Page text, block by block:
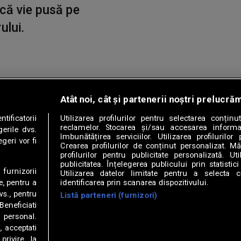
vie pusă pe
Copyright © 2026 / DIGI ROMANIA S.A.
și condiții |Politica de confidențialitate|Contact/
Urmărește-ne și pe
dvs.
vor fi
furnizorii
pentru a
pentru
acceptati
la
Atât noi, cât și partenerii noștri
Utilizarea profilurilor pentru selectarea
reclamelor. Stocarea și/sau accesarea
îmbunătățirea serviciilor. Utilizarea profilurilor
Crearea profilurilor de conținut personalizat.
profilurilor pentru publicitate personalizată.
publicitatea. Înțelegerea publicului prin
Utilizarea datelor limitate pentru a selecta
identificarea prin scanarea dispozitivului.
Listă parteneri (furnizori)